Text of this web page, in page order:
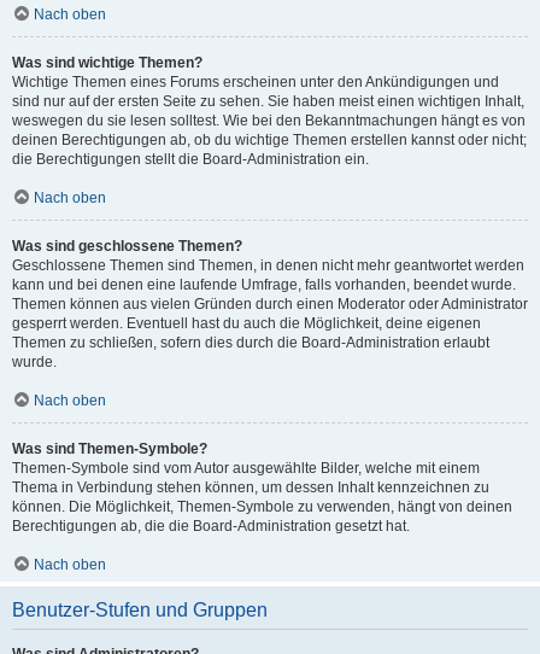
Nach oben
Was sind wichtige Themen?
Wichtige Themen eines Forums erscheinen unter den Ankündigungen und
sind nur auf der ersten Seite zu sehen. Sie haben meist einen wichtigen Inhalt,
weswegen du sie lesen solltest. Wie bei den Bekanntmachungen hängt es von
deinen Berechtigungen ab, ob du wichtige Themen erstellen kannst oder nicht;
die Berechtigungen stellt die Board-Administration ein.
Nach oben
Was sind geschlossene Themen?
Geschlossene Themen sind Themen, in denen nicht mehr geantwortet werden
kann und bei denen eine laufende Umfrage, falls vorhanden, beendet wurde.
Themen können aus vielen Gründen durch einen Moderator oder Administrator
gesperrt werden. Eventuell hast du auch die Möglichkeit, deine eigenen
Themen zu schließen, sofern dies durch die Board-Administration erlaubt
wurde.
Nach oben
Was sind Themen-Symbole?
Themen-Symbole sind vom Autor ausgewählte Bilder, welche mit einem
Thema in Verbindung stehen können, um dessen Inhalt kennzeichnen zu
können. Die Möglichkeit, Themen-Symbole zu verwenden, hängt von deinen
Berechtigungen ab, die die Board-Administration gesetzt hat.
Nach oben
Benutzer-Stufen und Gruppen